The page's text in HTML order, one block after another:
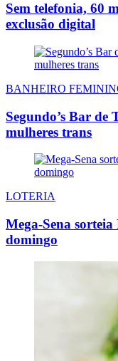
Sem telefonia, 60
exclusão digital
BANHEIRO
Segundo’s Bar de
mulheres trans
LOTERIA
Mega-Sena
domingo